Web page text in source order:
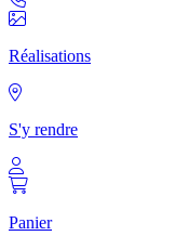
Réalisations
S'y rendre
Panier